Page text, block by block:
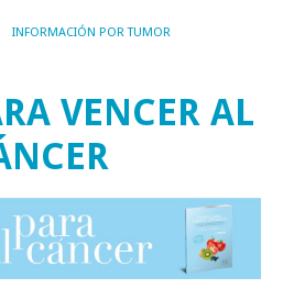
INFORMACIÓN POR TUMOR
VENCER AL